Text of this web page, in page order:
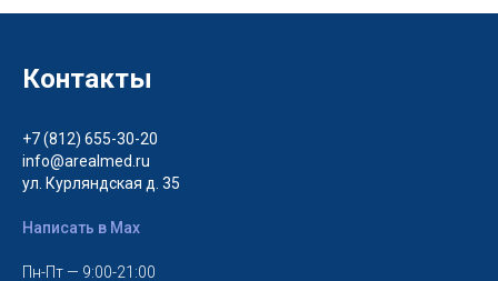
Контакты
+7 (812) 655-30-20
info@arealmed.ru
ул. Курляндская д. 35
Написать в Max
Пн-Пт — 9:00-21:00